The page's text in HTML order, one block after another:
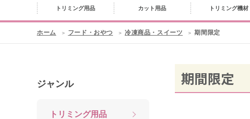
トリミング用品 カット用品 トリミング機材
ホーム フード・おやつ 冷凍商品・スイーツ 期間限定
ジャンル
トリミング用品
期間限定